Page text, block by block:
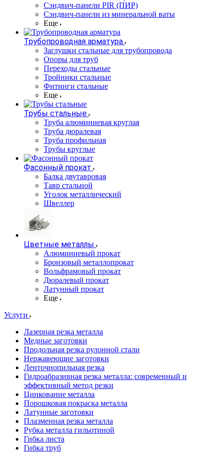
Сэндвич-панели PIR (ПИР)
Сэндвич-панели из минеральной ваты
Еще
Трубопроводная арматура
Заглушки стальные для трубопровода
Опоры для труб
Переходы стальные
Тройники стальные
Фитинги стальные
Еще
Трубы стальные
Труба алюминиевая круглая
Труба дюралевая
Труба профильная
Трубы круглые
Фасонный прокат
Балка двутавровая
Тавр стальной
Уголок металлический
Швеллер
Цветные металлы
Алюминиевый прокат
Бронзовый металлопрокат
Вольфрамовый прокат
Дюралевый прокат
Латунный прокат
Еще
Услуги
Лазерная резка металла
Медные заготовки
Продольная резка рулонной стали
Нержавеющие заготовки
Ленточнопильная резка
Гидроабразивная резка металла: современный и
эффективный метод резки
Цинкование металла
Порошковая покраска металла
Латунные заготовки
Плазменная резка металла
Рубка металла гильотиной
Гибка листа
Гибка труб